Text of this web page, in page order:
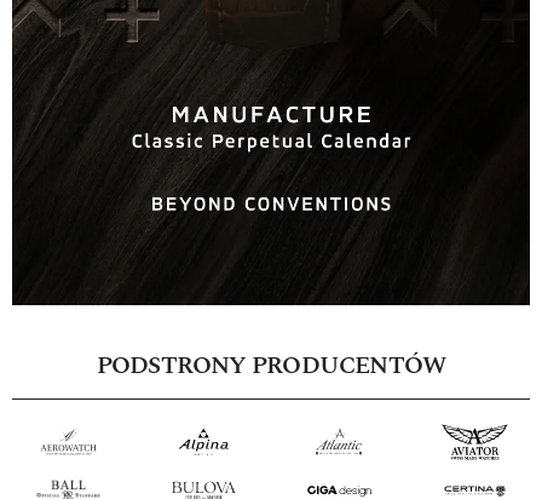
PODSTRONY PRODUCENTÓW